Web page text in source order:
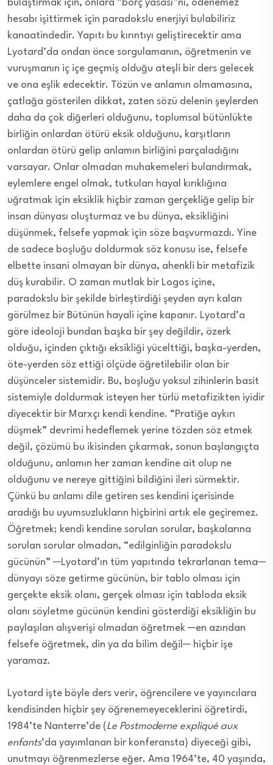
bulaştırmak için, onlara “borç yasası”nı, ödenemez
hesabı işittirmek için paradokslu enerjiyi bulabiliriz
kanaatindedir. Yapıtı bu kırıntıyı geliştirecektir ama
Lyotard’da ondan önce sorgulamanın, öğretmenin ve
vuruşmanın iç içe geçmiş olduğu ateşli bir ders gelecek
ve ona eşlik edecektir. Tözün ve anlamın olmamasına,
çatlağa gösterilen dikkat, zaten sözü delenin şeylerden
daha da çok diğerleri olduğunu, toplumsal bütünlükte
birliğin onlardan ötürü eksik olduğunu, karşıtların
onlardan ötürü gelip anlamın birliğini parçaladığını
varsayar. Onlar olmadan muhakemeleri bulandırmak,
eylemlere engel olmak, tutkuları hayal kırıklığına
uğratmak için eksiklik hiçbir zaman gerçekliğe gelip bir
insan dünyası oluşturmaz ve bu dünya, eksikliğini
düşünmek, felsefe yapmak için söze başvurmazdı. Yine
de sadece boşluğu doldurmak söz konusu ise, felsefe
elbette insani olmayan bir dünya, ahenkli bir metafizik
düş kurabilir. O zaman mutlak bir Logos içine,
paradokslu bir şekilde birleştirdiği şeyden ayrı kalan
görülmez bir Bütünün hayali içine kapanır. Lyotard’a
göre ideoloji bundan başka bir şey değildir, özerk
olduğu, içinden çıktığı eksikliği yücelttiği, başka-yerden,
öte-yerden söz ettiği ölçüde öğretilebilir olan bir
düşünceler sistemidir. Bu, boşluğu yoksul zihinlerin basit
sistemiyle doldurmak isteyen her türlü metafizikten iyidir
diyecektir bir Marxçı kendi kendine. “Pratiğe aykırı
düşmek” devrimi hedeflemek yerine tözden söz etmek
değil, çözümü bu ikisinden çıkarmak, sonun başlangıçta
olduğunu, anlamın her zaman kendine ait olup ne
olduğunu ve nereye gittiğini bildiğini ileri sürmektir.
Çünkü bu anlamı dile getiren ses kendini içerisinde
aradığı bu uyumsuzlukların hiçbirini artık ele geçiremez.
Öğretmek; kendi kendine sorulan sorular, başkalarına
sorulan sorular olmadan, “edilginliğin paradokslu
gücünün” ─Lyotard’ın tüm yapıtında tekrarlanan tema─
dünyayı söze getirme gücünün, bir tablo olması için
gerçekte eksik olanı, gerçek olması için tabloda eksik
olanı söyletme gücünün kendini gösterdiği eksikliğin bu
paylaşılan alışverişi olmadan öğretmek ─en azından
felsefe öğretmek, din ya da bilim değil─ hiçbir işe
yaramaz.
Lyotard işte böyle ders verir, öğrencilere ve yayıncılara
kendisinden hiçbir şey öğrenemeyeceklerini öğretirdi,
1984’te Nanterre’de (Le Postmoderne expliqué aux
enfants’da yayımlanan bir konferansta) diyeceği gibi,
unutmayı öğrenmezlerse eğer. Ama 1964’te, 40 yaşında,